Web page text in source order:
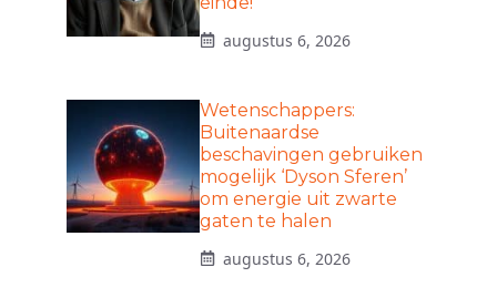
augustus 6, 2026
Wetenschappers:
Buitenaardse
beschavingen gebruiken
mogelijk ‘Dyson Sferen’
om energie uit zwarte
gaten te halen
augustus 6, 2026